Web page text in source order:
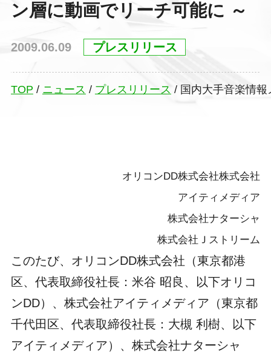
ン層に動画でリーチ可能に ～
2009.06.09 プレスリリース
TOP / ニュース / プレスリリース / 国内大手音楽情
オリコンDD株式会社株式会社
アイティメディア
株式会社ナターシャ
株式会社Ｊストリーム
このたび、オリコンDD株式会社（東京都港
区、代表取締役社長：米谷 昭良、以下オリコ
ンDD）、株式会社アイティメディア（東京都
千代田区、代表取締役社長：大槻 利樹、以下
アイティメディア）、株式会社ナターシャ